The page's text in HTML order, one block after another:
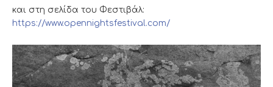
και στη σελίδα του Φεστιβάλ:
https://www.opennightsfestival.com/